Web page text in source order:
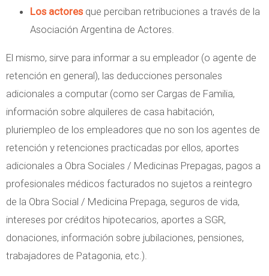
Los actoresque perciban retribuciones a través de la
Asociación Argentina de Actores.
El mismo, sirve para informar a su empleador (o agente de
retención en general), las deducciones personales
adicionales a computar (como ser Cargas de Familia,
información sobre alquileres de casa habitación,
pluriempleo de los empleadores que no son los agentes de
retención y retenciones practicadas por ellos, aportes
adicionales a Obra Sociales / Medicinas Prepagas, pagos a
profesionales médicos facturados no sujetos a reintegro
de la Obra Social / Medicina Prepaga, seguros de vida,
intereses por créditos hipotecarios, aportes a SGR,
donaciones, información sobre jubilaciones, pensiones,
trabajadores de Patagonia, etc.).